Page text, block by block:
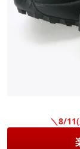
＼8/